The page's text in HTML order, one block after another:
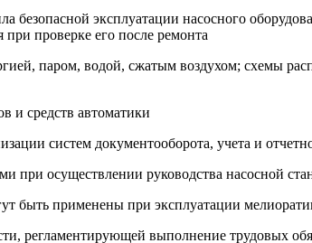
эксплуатации насосного
проверке его после ремонта
паром, водой, сжатым воздухом; схемы
и средств автоматики
систем документооборота, учета и
осуществлении руководства насосной
быть применены при эксплуатации
регламентирующей выполнение трудовых